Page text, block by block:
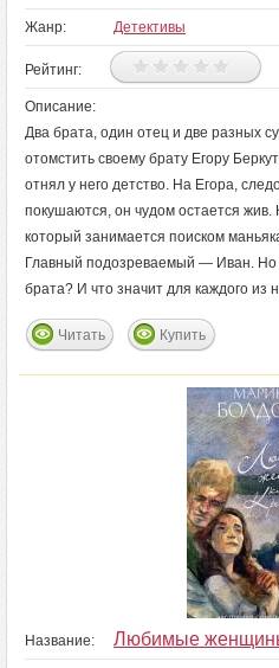
Жанр: Детективы
Рейтинг:
Описание:
Два брата, один отец и две разных
отомстить своему брату Егору
отнял у него детство. На Егора,
покушаются, он чудом остается жив.
который занимается поиском
Главный подозреваемый — Иван. Но
брата? И что значит для каждого из
Читать Купить
Название: Любимые